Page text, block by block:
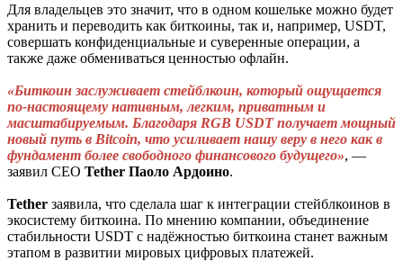
Для владельцев это значит, что в одном кошельке можно будет
хранить и переводить как биткоины, так и, например, USDT,
совершать конфиденциальные и суверенные операции, а
также даже обмениваться ценностью офлайн.
«Биткоин заслуживает стейблкоин, который ощущается
по-настоящему нативным, легким, приватным и
масштабируемым. Благодаря RGB USDT получает мощный
новый путь в Bitcoin, что усиливает нашу веру в него как в
фундамент более свободного финансового будущего», —
заявил CEO Tether Паоло Ардоино.
Tether заявила, что сделала шаг к интеграции стейблкоинов в
экосистему биткоина. По мнению компании, объединение
стабильности USDT с надёжностью биткоина станет важным
этапом в развитии мировых цифровых платежей.